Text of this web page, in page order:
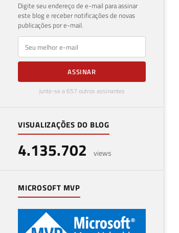
Digite seu endereço de e-mail para assinar
este blog e receber notificações de novas
publicações por e-mail.
E-mail
ASSINAR
Junte-se a 657 outros assinantes
VISUALIZAÇÕES DO BLOG
4.135.702 views
MICROSOFT MVP